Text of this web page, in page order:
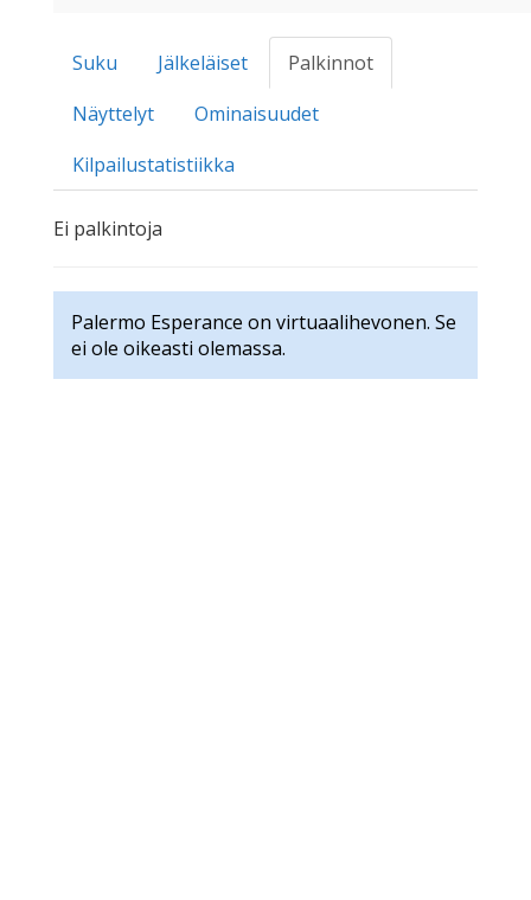
Suku Jälkeläiset
Palkinnot
Näyttelyt
Ominaisuudet
Kilpailustatistiikka
Ei palkintoja
Palermo Esperance on virtuaalihevonen. Se
ei ole oikeasti olemassa.